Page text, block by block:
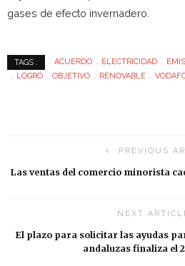
gases de efecto invernadero.
TAGS : ACUERDO ELECTRICIDAD
LOGRÓ
OBJETIVO RENOVABLE
PREVIOUS
Las ventas del comercio minorista
NEXT
El plazo para solicitar las ayudas
andaluzas finaliza el